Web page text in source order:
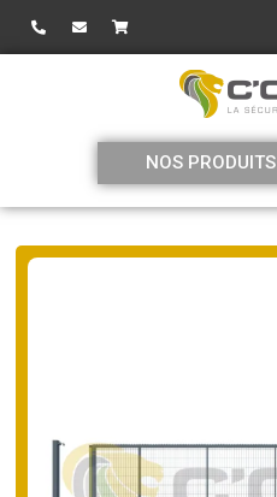
NOS PRODUITS